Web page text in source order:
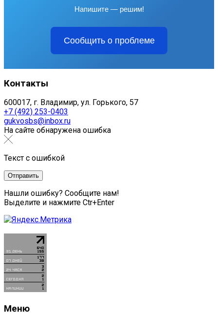
Напишите — решим!
Сообщить о проблеме
Контакты
600017, г. Владимир, ул. Горького, 57
+7 (492) 253-0403
gukvosbs@inbox.ru
На сайте обнаружена ошибка
Текст с ошибкой
Нашли ошибку? Сообщите нам!
Выделите и нажмите Ctr+Enter
Меню